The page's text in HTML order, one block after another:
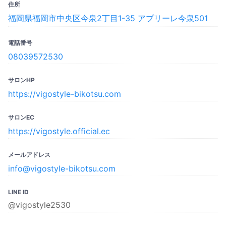
住所
福岡県福岡市中央区今泉2丁目1-35 アプリーレ今泉501
電話番号
08039572530
サロンHP
https://vigostyle-bikotsu.com
サロンEC
https://vigostyle.official.ec
メールアドレス
info@vigostyle-bikotsu.com
LINE ID
@vigostyle2530